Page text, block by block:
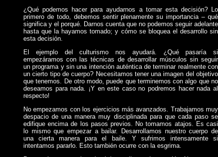
¿Qué podemos hacer para ayudarnos a tomar esta decisión? Lo
primero de todo, debemos sentir plenamente su importancia – qué
significa y el porqué. Darnos cuenta que no podemos seguir adelante
hasta que la hayamos tomado; y cómo se bloquea el desarrollo sin
esta decisión.
El ejemplo del culturismo nos ayudará. ¿Qué pasaría si
empezáramos con las técnicas de desarrollar músculos sin seguir
un programa y sin una intención auténtica de terminar realmente con
un cierto tipo de cuerpo? Necesitamos tener una imagen del objetivo
que tenemos. De otro modo, puede que terminemos con algo que no
deseamos para nada. ¡Y en este caso no podremos hacer nada al
respecto!
No empezamos con los ejercicios más avanzados. Trabajamos muy
despacio de una manera muy disciplinada para que cada paso se
edifique encima de los pasos previos. No tomamos atajos. Es casi
lo mismo que empezar a bailar. Desarrollamos nuestro cuerpo de
una cierta manera para el baile. Y sufrimos intensamente si
intentamos pararlo. Esto también ocurre con la esgrima.